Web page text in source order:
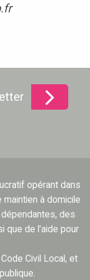
opérant dans
maintien à domicile
des
que de l’aide pour
Civil Local, et